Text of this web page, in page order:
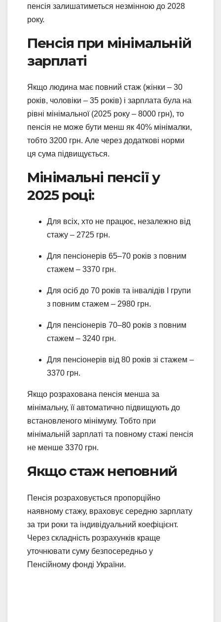
пенсія залишатиметься незмінною до 2028
року.
Пенсія при мінімальній
зарплаті
Якщо людина має повний стаж (жінки – 30
років, чоловіки – 35 років) і зарплата була на
рівні мінімальної (2025 року – 8000 грн), то
пенсія не може бути менш як 40% мінімалки,
тобто 3200 грн. Але через додаткові норми
ця сума підвищується.
Мінімальні пенсії у
2025 році:
Для всіх, хто не працює, незалежно від
стажу – 2725 грн.
Для пенсіонерів 65–70 років з повним
стажем – 3370 грн.
Для осіб до 70 років та інвалідів І групи
з повним стажем – 2980 грн.
Для пенсіонерів 70–80 років з повним
стажем – 3240 грн.
Для пенсіонерів від 80 років зі стажем –
3370 грн.
Якщо розрахована пенсія менша за
мінімальну, її автоматично підвищують до
встановленого мінімуму. Тобто при
мінімальній зарплаті та повному стажі пенсія
не менше 3370 грн.
Якщо стаж неповний
Пенсія розраховується пропорційно
наявному стажу, враховує середню зарплату
за три роки та індивідуальний коефіцієнт.
Через складність розрахунків краще
уточнювати суму безпосередньо у
Пенсійному фонді України.